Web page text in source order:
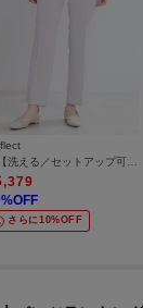
◆【洗える／セットアップ可／通勤におすすめ】ライティストレッチパンツ
%OFF
さらに10%OFF